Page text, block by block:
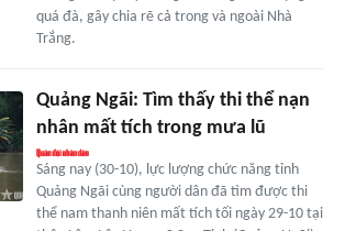
quá đà, gây chia rẽ cả trong và ngoài Nhà
Trắng.
Quảng Ngãi: Tìm thấy thi thể nạn
nhân mất tích trong mưa lũ
Sáng nay (30-10), lực lượng chức năng tỉnh
Quảng Ngãi cùng người dân đã tìm được thi
thể nam thanh niên mất tích tối ngày 29-10 tại